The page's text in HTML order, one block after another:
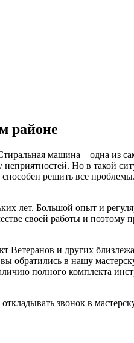
районе
машина – одна из
Но в такой
способен решить все
лет. Большой опыт и
своей работы и поэтому
и других
обратились в нашу
полного комплекта
звонок в